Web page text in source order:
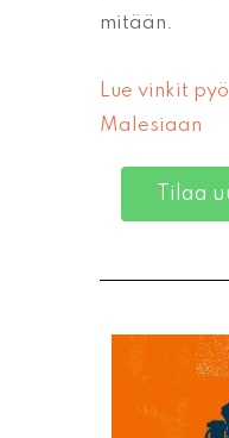
mitään.
Lue vinkit
Malesiaan
Tilaa